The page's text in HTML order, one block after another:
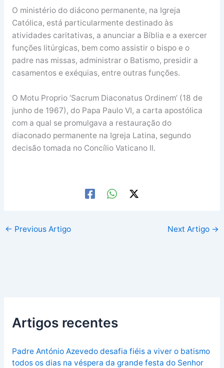
O ministério do diácono permanente, na Igreja
Católica, está particularmente destinado às
atividades caritativas, a anunciar a Bíblia e a exercer
funções litúrgicas, bem como assistir o bispo e o
padre nas missas, administrar o Batismo, presidir a
casamentos e exéquias, entre outras funções.
O Motu Proprio ‘Sacrum Diaconatus Ordinem’ (18 de
junho de 1967), do Papa Paulo VI, a carta apostólica
com a qual se promulgava a restauração do
diaconado permanente na Igreja Latina, segundo
decisão tomada no Concílio Vaticano II.
← Previous Artigo Next Artigo →
Artigos recentes
Padre António Azevedo desafia fiéis a viver o batismo
todos os dias na véspera da grande festa do Senhor